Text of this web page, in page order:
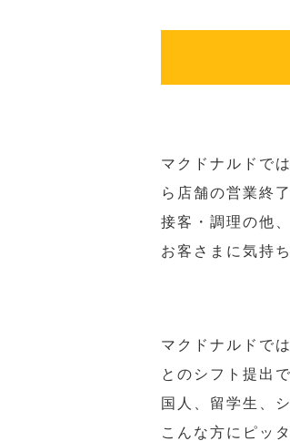
マクドナルドで
ら店舗の営業終
接客・調理の他
お客さまに気持
マクドナルドで
とのシフト提出
国人、留学生、
こんな方にピッタ